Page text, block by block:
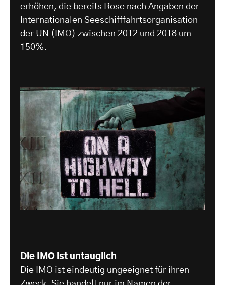
erhöhen, die bereits Rose nach Angaben der
Internationalen Seeschifffahrtsorganisation
der UN (IMO) zwischen 2012 und 2018 um
150%.
Die IMO ist untauglich
Die IMO ist eindeutig ungeeignet für ihren